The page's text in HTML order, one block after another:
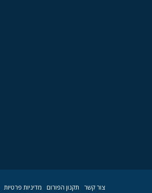
צור קשר תקנון הפורום מדיניות פרטיות